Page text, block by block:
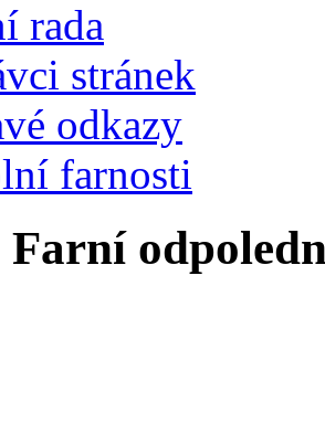
rada
stránek
odkazy
farnosti
Farní